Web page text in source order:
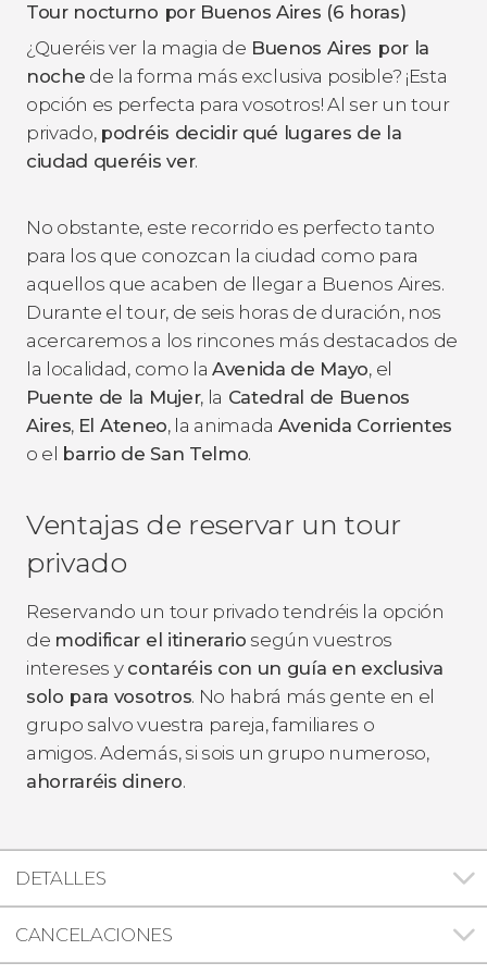
Tour nocturno por Buenos Aires (6 horas)
¿Queréis ver la magia de Buenos Aires por la
noche de la forma más exclusiva posible? ¡Esta
opción es perfecta para vosotros! Al ser un tour
privado, podréis decidir qué lugares de la
ciudad queréis ver.
No obstante, este recorrido es perfecto tanto
para los que conozcan la ciudad como para
aquellos que acaben de llegar a Buenos Aires.
Durante el tour, de seis horas de duración, nos
acercaremos a los rincones más destacados de
la localidad, como la Avenida de Mayo, el
Puente de la Mujer, la Catedral de Buenos
Aires, El Ateneo, la animada Avenida Corrientes
o el barrio de San Telmo.
Ventajas de reservar un tour
privado
Reservando un tour privado tendréis la opción
de modificar el itinerario según vuestros
intereses y contaréis con un guía en exclusiva
solo para vosotros. No habrá más gente en el
grupo salvo vuestra pareja, familiares o
amigos. Además, si sois un grupo numeroso,
ahorraréis dinero.
DETALLES
CANCELACIONES